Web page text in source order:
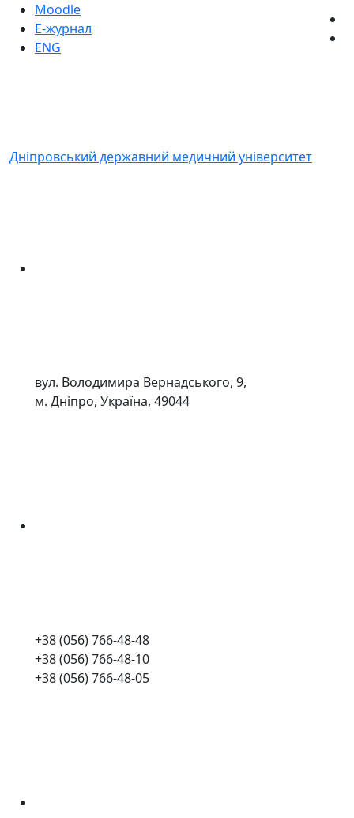
Moodle
Е-журнал
ENG
Дніпровський державний медичний університет
вул. Володимира Вернадського, 9,
м. Дніпро, Україна, 49044
+38 (056) 766-48-48
+38 (056) 766-48-10
+38 (056) 766-48-05